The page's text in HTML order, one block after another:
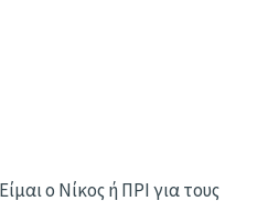
ο Νίκος ή ΠΡΙ για τους